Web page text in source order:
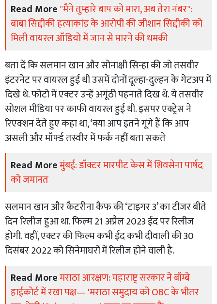
Read More"मैंने तुम्हारे बाप को मारा, अब तेरा नंबर":
बाबा सिद्दीकी हत्याकांड के आरोपी की जीशान सिद्दीकी को
मिली वायरल ऑडियो में जान से मारने की धमकी
बता दें कि सलमान खान और सोनाक्षी सिन्हा की जो तसवीर
इंटरनेट पर वायरल हुई थी उसमें दोनों दूल्हा-दुल्हन के गेटअप में
दिखे थे. फोटो में एक्टर उन्हें अगूंठी पहनाते दिख थे. ये तसवीर
सोशल मीडिया पर काफी वायरल हुई थी. इसपर एक्ट्रेस ने
रिएक्शन देते हुए कहा था, ‘क्या आप इतने गूंगे हैं कि आप
असली और मॉर्फ्ड तस्वीर में फर्क नहीं बता सकते
Read Moreमुंबई: डॉक्टर मारपीट केस में शिवसेना पार्षद
को जमानत
सलमान खान और कैटरीना कैफ की ‘टाइगर 3’ का टीजर बीते
दिन रिलीज हुआ था. फिल्म 21 अप्रैल 2023 ईद पर रिलीज
होगी. वहीं, एक्टर की फिल्म कभी ईद कभी दीवाली की 30
दिसंबर 2022 को सिनेमाघरों में रिलीज होने वाली है.
Read Moreमराठा आरक्षण: महाराष्ट्र सरकार ने बॉम्बे
हाईकोर्ट में रखा पक्ष— 'मराठा समुदाय को OBC के भीतर